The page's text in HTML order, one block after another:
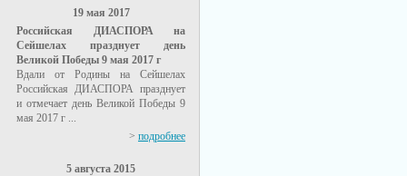
19 мая 2017
Российская ДИАСПОРА на
Сейшелах празднует день
Великой Победы 9 мая 2017 г
Вдали от Родины на Сейшелах
Российская ДИАСПОРА празднует
и отмечает день Великой Победы 9
мая 2017 г ...
> подробнее
5 августа 2015